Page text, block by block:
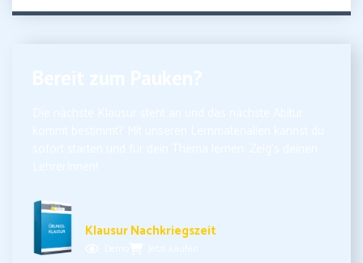
Klausur Nachkriegszeit